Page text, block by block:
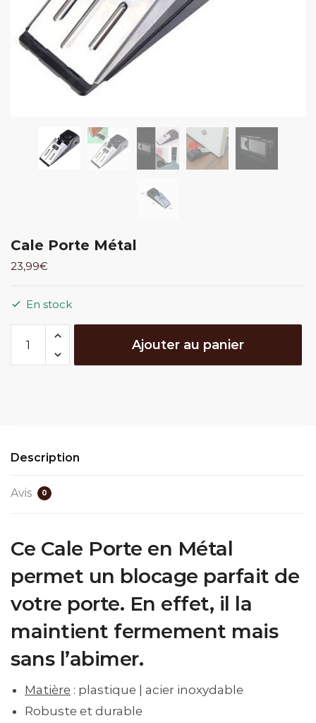
Cale Porte Métal
23,99€
En stock
Cale
Ajouter au panier
Description
Avis 0
Ce Cale Porte en Métal
permet un blocage parfait de
votre porte. En effet, il la
maintient fermement mais
sans l’abimer.
Matière : plastique | acier inoxydable
Robuste et durable